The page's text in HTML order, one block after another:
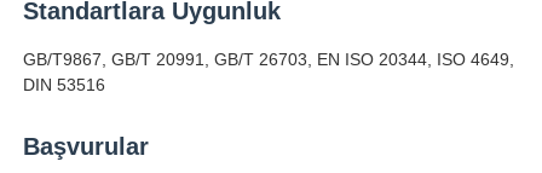
Fabrika turu
Kalite kontrol
Standartlara Uygunluk
GB/T9867, GB/T 20991, GB/T 26703, EN ISO 20344, ISO 4649,
DIN 53516
Başvurular